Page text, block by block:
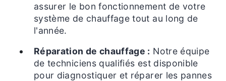
assurer le bon fonctionnement de votre
système de chauffage tout au long de
l'année.
Réparation de chauffage : Notre équipe
de techniciens qualifiés est disponible
pour diagnostiquer et réparer les pannes